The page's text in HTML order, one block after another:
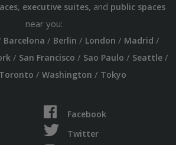
, executive suites, and public spaces
near you:
Barcelona / Berlin / London / Madrid /
/ San Francisco / Sao Paulo / Seattle/
Toronto / Washington / Tokyo
Facebook
Twitter